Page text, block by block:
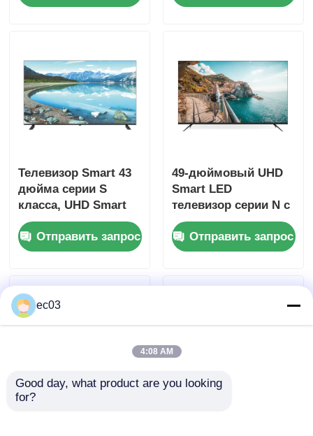
Умное ТВ СИД
hd привело ТВ
Компьютерный монитор
Водонепроницаемый телевизор
Телевизор QLED
Samsung для
Телевизор Smart 43
дюйма серии S
класса, UHD Smart
Television с
разрешением 4K
UHD
Отправить запрос
49-дюймовый UHD
Smart LED
телевизор серии N с
разрешением 4K
3840 x 2160
Отправить запрос
ec03
4:08 AM
Good day, what product are you looking
for?